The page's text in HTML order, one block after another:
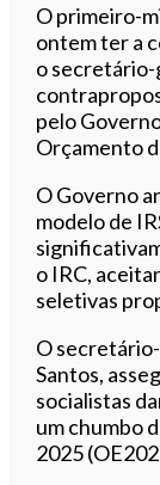
O primeiro-
ontem ter a
o secretário-
pelo
Orçamento
O Governo
modelo de
o IRC,
seletivas
O
Santos,
socialistas
um chumbo
2025